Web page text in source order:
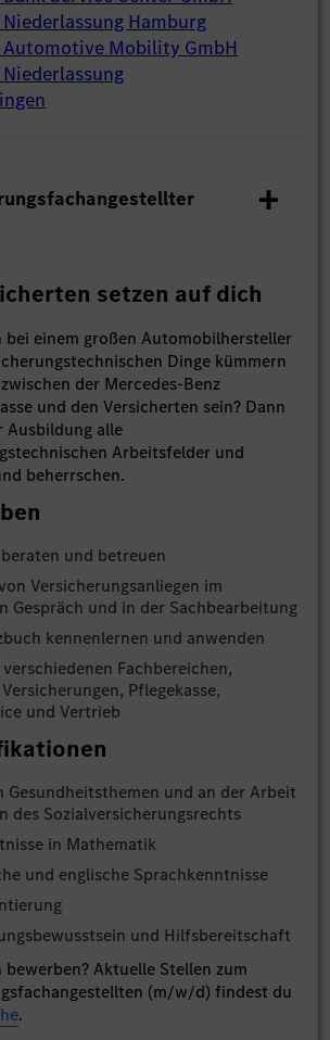
Hamburg
Automotive Mobility GmbH
setzen auf dich
einem großen Automobilhersteller
Dinge kümmern
der Mercedes-Benz
und den Versicherten sein? Dann
Ausbildung alle
Arbeitsfelder und
beherrschen.
und betreuen
Versicherungsanliegen im
Gespräch und in der Sachbearbeitung
kennenlernen und anwenden
Fachbereichen,
Pflegekasse,
und Vertrieb
Gesundheitsthemen und an der Arbeit
des Sozialversicherungsrechts
in Mathematik
und englische Sprachkenntnisse
und Hilfsbereitschaft
Aktuelle Stellen zum
(m/w/d) findest du
.